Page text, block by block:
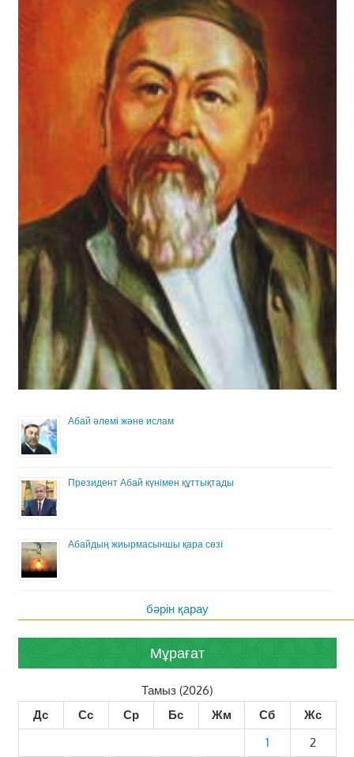
Абай әлемі және ислам
Президент Абай күнімен құттықтады
Абайдың жиырмасыншы қара сөзі
бәрін қарау
Мұрағат
Тамыз (2026)
Дс
Сс Ср Бс Жм Сб
Жс
1
2